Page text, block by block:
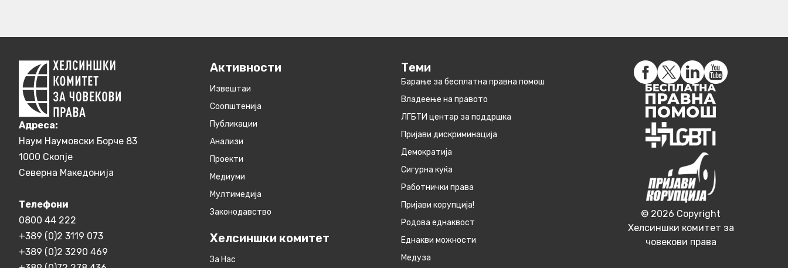
Aдреса:
Наум Наумовски Борче 83
1000 Скопје
Северна Македонија
Телефони
0800 44 222
+389 (0)2 3119 073
+389 (0)2 3290 469
Активности
Извештаи
Соопштенија
Публикации
Анализи
Проекти
Медиуми
Мултимедија
Законодавство
Хелсиншки комитет
За Нас
Теми
Барање за бесплатна правна помош
Владеење на правото
ЛГБТИ центар за поддршка
Пријави дискриминација
Демократија
Сигурна куќа
Работнички права
Пријави корупција!
Родова еднаквост
Eднакви можности
Медуза
© 2026 Copyright
Хелсиншки комитет за
човекови права